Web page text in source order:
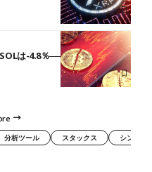
は-4.8％──リスクオフ加速
分析ツール スタックス シンボル